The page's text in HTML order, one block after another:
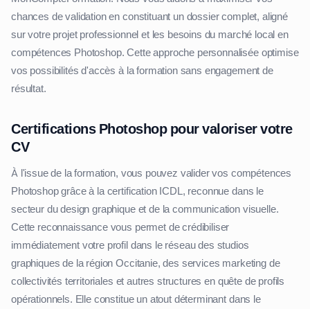
chances de validation en constituant un dossier complet, aligné
sur votre projet professionnel et les besoins du marché local en
compétences Photoshop. Cette approche personnalisée optimise
vos possibilités d'accès à la formation sans engagement de
résultat.
Certifications Photoshop pour valoriser votre
CV
À l'issue de la formation, vous pouvez valider vos compétences
Photoshop grâce à la certification ICDL, reconnue dans le
secteur du design graphique et de la communication visuelle.
Cette reconnaissance vous permet de crédibiliser
immédiatement votre profil dans le réseau des studios
graphiques de la région Occitanie, des services marketing de
collectivités territoriales et autres structures en quête de profils
opérationnels. Elle constitue un atout déterminant dans le